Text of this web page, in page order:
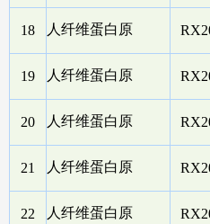
18 人纤维蛋白原
19 人纤维蛋白原
20 人纤维蛋白原
21 人纤维蛋白原
22 人纤维蛋白原